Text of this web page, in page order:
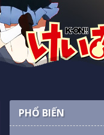
PHỔ BIẾN